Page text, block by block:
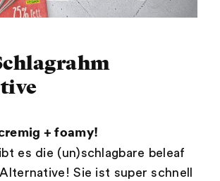
+ foamy!
es die (un)schlagbare beleaf
Sie ist super schnell